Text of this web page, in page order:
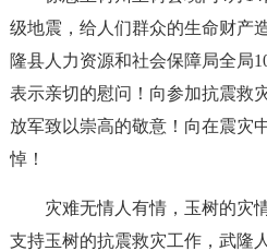
级地震，给人们群众的生命财产
隆县人力资源和社会保障局全局
表示亲切的慰问！向参加抗震救
放军致以崇高的敬意！向在震灾
悼！
灾难无情人有情，玉树的灾
支持玉树的抗震救灾工作，武隆